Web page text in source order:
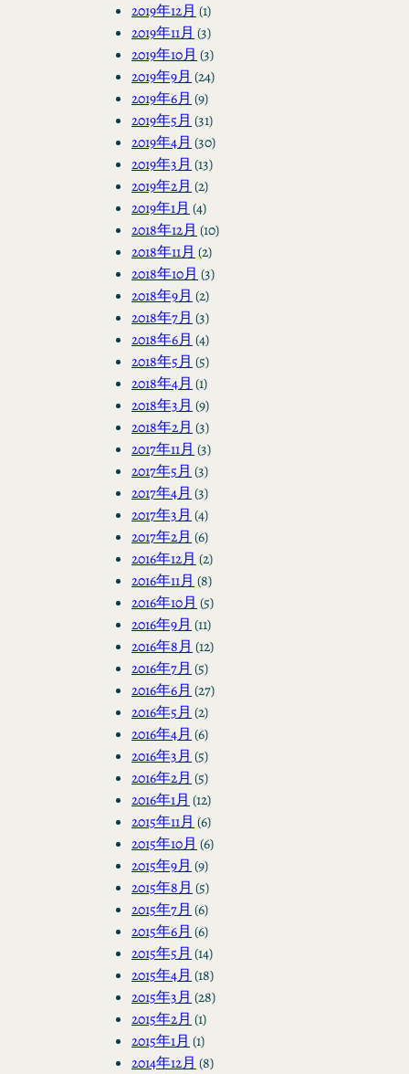
2019年12月 (1)
2019年11月 (3)
2019年10月 (3)
2019年9月 (24)
2019年6月 (9)
2019年5月 (31)
2019年4月 (30)
2019年3月 (13)
2019年2月 (2)
2019年1月 (4)
2018年12月 (10)
2018年11月 (2)
2018年10月 (3)
2018年9月 (2)
2018年7月 (3)
2018年6月 (4)
2018年5月 (5)
2018年4月 (1)
2018年3月 (9)
2018年2月 (3)
2017年11月 (3)
2017年5月 (3)
2017年4月 (3)
2017年3月 (4)
2017年2月 (6)
2016年12月 (2)
2016年11月 (8)
2016年10月 (5)
2016年9月 (11)
2016年8月 (12)
2016年7月 (5)
2016年6月 (27)
2016年5月 (2)
2016年4月 (6)
2016年3月 (5)
2016年2月 (5)
2016年1月 (12)
2015年11月 (6)
2015年10月 (6)
2015年9月 (9)
2015年8月 (5)
2015年7月 (6)
2015年6月 (6)
2015年5月 (14)
2015年4月 (18)
2015年3月 (28)
2015年2月 (1)
2015年1月 (1)
2014年12月 (8)